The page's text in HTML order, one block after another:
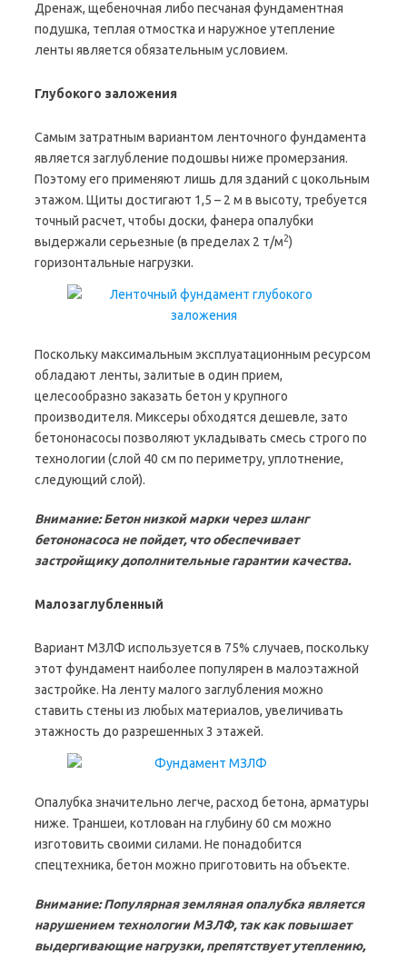
Дренаж, щебеночная либо песчаная фундаментная
подушка, теплая отмостка и наружное утепление
ленты является обязательным условием.
Глубокого заложения
Самым затратным вариантом ленточного фундамента
является заглубление подошвы ниже промерзания.
Поэтому его применяют лишь для зданий с цокольным
этажом. Щиты достигают 1,5 – 2 м в высоту, требуется
точный расчет, чтобы доски, фанера опалубки
выдержали серьезные (в пределах 2 т/м2)
горизонтальные нагрузки.
Поскольку максимальным эксплуатационным ресурсом
обладают ленты, залитые в один прием,
целесообразно заказать бетон у крупного
производителя. Миксеры обходятся дешевле, зато
бетононасосы позволяют укладывать смесь строго по
технологии (слой 40 см по периметру, уплотнение,
следующий слой).
Внимание: Бетон низкой марки через шланг
бетононасоса не пойдет, что обеспечивает
застройщику дополнительные гарантии качества.
Малозаглубленный
Вариант МЗЛФ используется в 75% случаев, поскольку
этот фундамент наиболее популярен в малоэтажной
застройке. На ленту малого заглубления можно
ставить стены из любых материалов, увеличивать
этажность до разрешенных 3 этажей.
Опалубка значительно легче, расход бетона, арматуры
ниже. Траншеи, котлован на глубину 60 см можно
изготовить своими силами. Не понадобится
спецтехника, бетон можно приготовить на объекте.
Внимание: Популярная земляная опалубка является
нарушением технологии МЗЛФ, так как повышает
выдергивающие нагрузки, препятствует утеплению,